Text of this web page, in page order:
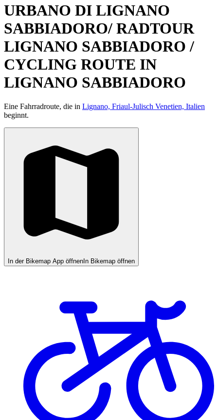
URBANO DI LIGNANO
SABBIADORO/ RADTOUR
LIGNANO SABBIADORO /
CYCLING ROUTE IN
LIGNANO SABBIADORO
Eine Fahrradroute, die in Lignano, Friaul-Julisch Venetien, Italien
beginnt.
In der Bikemap App öffnen In Bikemap öffnen